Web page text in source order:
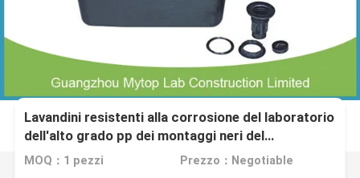
Lavandini resistenti alla corrosione del laboratorio
dell'alto grado pp dei montaggi neri del
laboratorio
MOQ：1 pezzi Prezzo：Negotiable